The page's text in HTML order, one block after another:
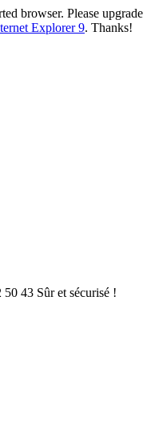
browser. Please upgrade
Explorer 9. Thanks!
50 43 Sûr et sécurisé !